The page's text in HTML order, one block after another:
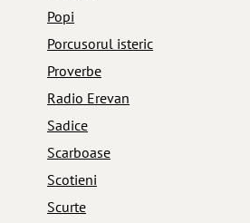
Popi
Porcusorul isteric
Proverbe
Radio Erevan
Sadice
Scarboase
Scotieni
Scurte